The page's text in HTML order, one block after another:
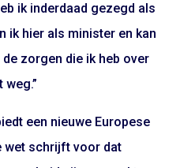
ik inderdaad gezegd als
ik hier als minister en kan
zorgen die ik heb over
een nieuwe Europese
wet schrijft voor dat